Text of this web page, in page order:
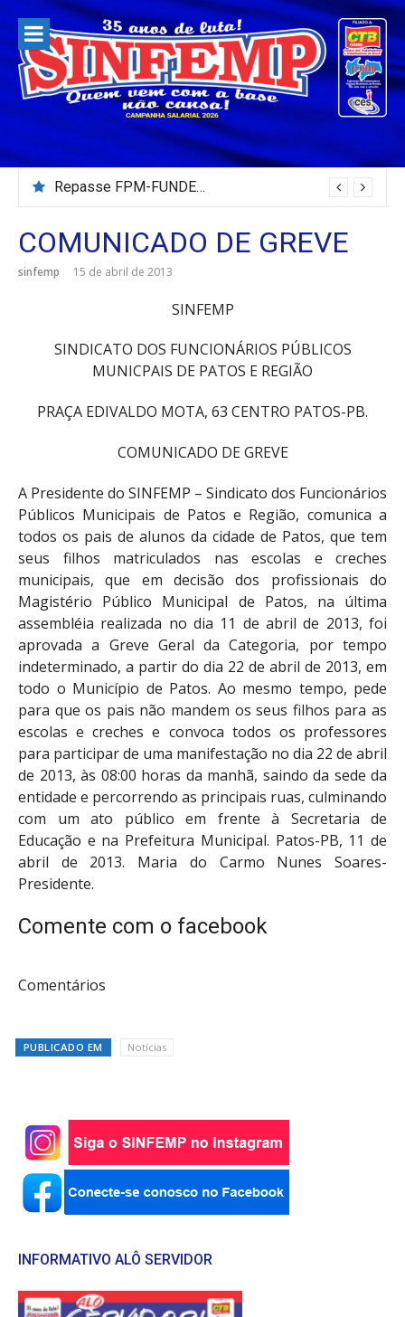
para
conteúdo
Repasse FPM-FUNDEB – Julho/2026
COMUNICADO DE GREVE
sinfemp 15 de abril de 2013
SINFEMP
SINDICATO DOS FUNCIONÁRIOS PÚBLICOS
MUNICPAIS DE PATOS E REGIÃO
PRAÇA EDIVALDO MOTA, 63 CENTRO PATOS-PB.
COMUNICADO DE GREVE
A Presidente do SINFEMP – Sindicato dos Funcionários
Públicos Municipais de Patos e Região, comunica a
todos os pais de alunos da cidade de Patos, que tem
seus filhos matriculados nas escolas e creches
municipais, que em decisão dos profissionais do
Magistério Público Municipal de Patos, na última
assembléia realizada no dia 11 de abril de 2013, foi
aprovada a Greve Geral da Categoria, por tempo
indeterminado, a partir do dia 22 de abril de 2013, em
todo o Município de Patos. Ao mesmo tempo, pede
para que os pais não mandem os seus filhos para as
escolas e creches e convoca todos os professores
para participar de uma manifestação no dia 22 de abril
de 2013, às 08:00 horas da manhã, saindo da sede da
entidade e percorrendo as principais ruas, culminando
com um ato público em frente à Secretaria de
Educação e na Prefeitura Municipal. Patos-PB, 11 de
abril de 2013. Maria do Carmo Nunes Soares-
Presidente.
Comente com o facebook
Comentários
PUBLICADO EM Notícias
INFORMATIVO ALÔ SERVIDOR